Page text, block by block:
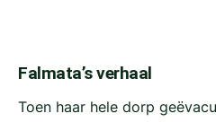
Falmata’s verhaal
Toen haar hele dorp